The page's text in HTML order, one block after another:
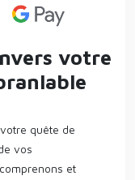
votre
quête de
vos
et